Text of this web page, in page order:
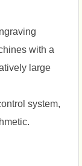
with a
large
system,